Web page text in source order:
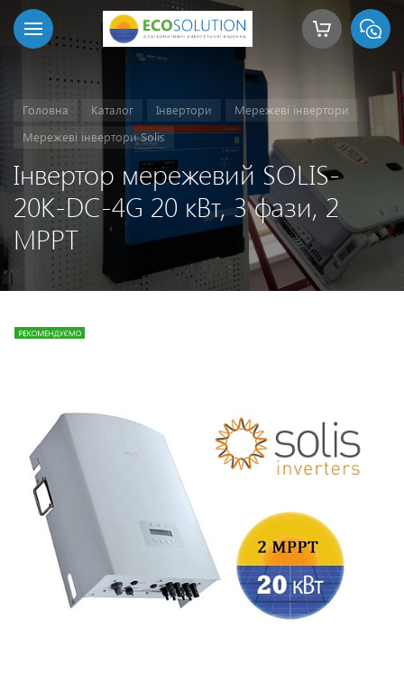
Головна Каталог Інвертори
Мережеві інвертори
Мережеві інвертори Solis
Інвертор мережевий SOLIS-
20K-DC-4G 20 кВт, 3 фази, 2
MPPT